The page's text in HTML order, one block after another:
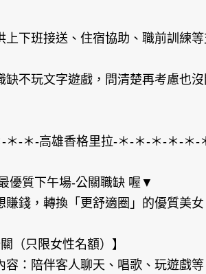
上下班接送、住宿協助、職前訓練
缺不玩文字遊戲，問清楚再考慮也沒
＊-＊-高雄香格里拉-＊-＊-＊-＊-＊-
優質下午場-公關職缺 喔▼
賺錢，轉換「更舒適圈」的優質美女
（只限女性名額）】
容：陪伴客人聊天、唱歌、玩遊戲